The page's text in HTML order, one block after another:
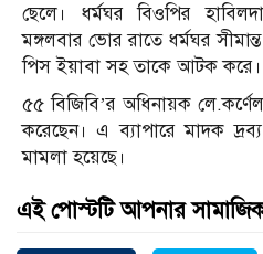
ছেলে। ধর্মঘর বিওপির
মঙ্গলবার ভোর রাতে ধর্মঘর
পিস ইয়াবা সহ তাকে আটক করে।
৫৫ বিজিবি’র অধিনায়ক
করেছেন। এ ব্যাপারে মাদক
মামলা হয়েছে।
এই পোস্টটি আপনার